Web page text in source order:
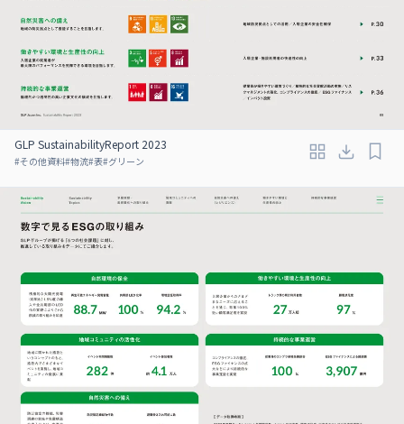
GLP SustainabilityReport 2023
#その他資料#物流#表#グリーン